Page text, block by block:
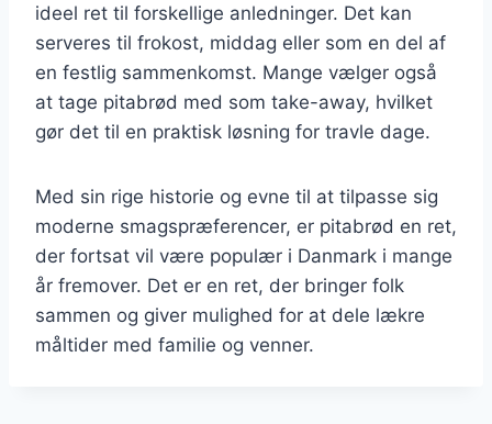
ideel ret til forskellige anledninger. Det kan
serveres til frokost, middag eller som en del af
en festlig sammenkomst. Mange vælger også
at tage pitabrød med som take-away, hvilket
gør det til en praktisk løsning for travle dage.
Med sin rige historie og evne til at tilpasse sig
moderne smagspræferencer, er pitabrød en ret,
der fortsat vil være populær i Danmark i mange
år fremover. Det er en ret, der bringer folk
sammen og giver mulighed for at dele lækre
måltider med familie og venner.